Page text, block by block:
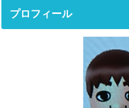
プロフィール